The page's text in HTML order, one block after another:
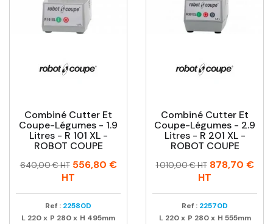
Combiné Cutter Et
Coupe-Légumes - 1.9
Litres - R 101 XL -
ROBOT COUPE
Prix
Prix
640,00 € HT 556,80 €
HT
Ref : 22580D
L 220x P 280x H 495mm
Combiné Cutter Et
Coupe-Légumes - 2.9
Litres - R 201 XL -
ROBOT COUPE
Prix
Prix
1 010,00 € HT 878,70 €
HT
Ref : 22570D
L 220 x P 280 x H 555mm